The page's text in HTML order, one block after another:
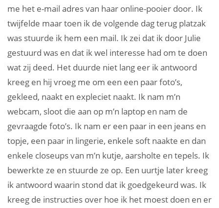
me het e-mail adres van haar online-pooier door. Ik
twijfelde maar toen ik de volgende dag terug platzak
was stuurde ik hem een mail. Ik zei dat ik door Julie
gestuurd was en dat ik wel interesse had om te doen
wat zij deed. Het duurde niet lang eer ik antwoord
kreeg en hij vroeg me om een een paar foto’s,
gekleed, naakt en expleciet naakt. Ik nam m’n
webcam, sloot die aan op m’n laptop en nam de
gevraagde foto’s. Ik nam er een paar in een jeans en
topje, een paar in lingerie, enkele soft naakte en dan
enkele closeups van m’n kutje, aarsholte en tepels. Ik
bewerkte ze en stuurde ze op. Een uurtje later kreeg
ik antwoord waarin stond dat ik goedgekeurd was. Ik
kreeg de instructies over hoe ik het moest doen en er